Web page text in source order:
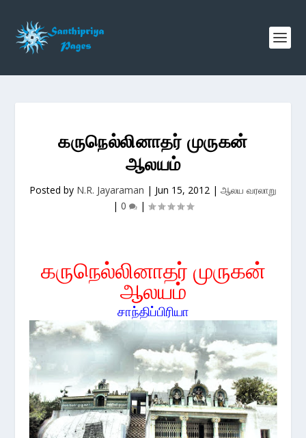
கருநெல்லினாதர் முருகன்
ஆலயம்
Posted by N.R. Jayaraman | Jun 15, 2012 | ஆலய வரலாறு
| 0 |
கருநெல்லினாதர் முருகன்
ஆலயம்
சாந்திப்பிரியா